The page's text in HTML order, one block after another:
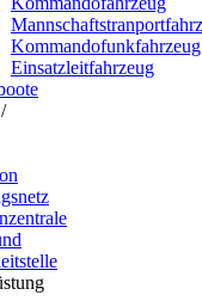
Kommandofunkfahrzeug
Einsatzleitfahrzeug